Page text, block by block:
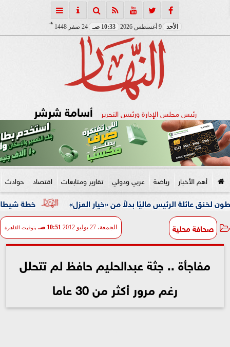
الأحد 10:33 صـ 24 صفر 1448
هـ
رئيس مجلس الإدارة ورئيس التحرير أسامة شرشر
أهم الأخبار رياضة عربي ودولي تقارير ومتابعات اقتصاد حوادث
خطة شيطانية انتهت في قبضة الأمن.. ضبط 5 ماليًا بدلاً من «خيار العزل»
صحافة محلية الجمعة، 27 يوليو 2012 10:51 صـ بتوقيت القاهرة
مفاجأة .. جثة عبدالحليم حافظ لم تتحلل
رغم مرور أكثر من 30 عاما